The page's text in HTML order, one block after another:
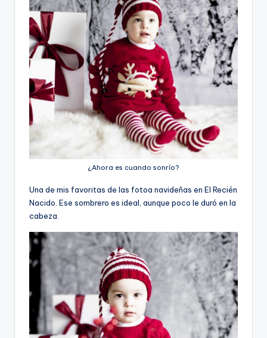
¿Ahora es cuando sonrío?
Una de mis favoritas de las fotoa navideñas en El Recién
Nacido. Ese sombrero es ideal, aunque poco le duró en la
cabeza.